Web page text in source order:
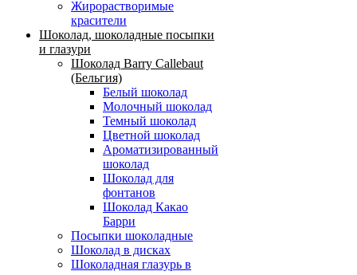
Жирорастворимые
красители
Шоколад, шоколадные посыпки
и глазури
Шоколад Barry Callebaut
(Бельгия)
Белый шоколад
Молочный шоколад
Темный шоколад
Цветной шоколад
Ароматизированный
шоколад
Шоколад для
фонтанов
Шоколад Какао
Барри
Посыпки шоколадные
Шоколад в дисках
Шоколадная глазурь в